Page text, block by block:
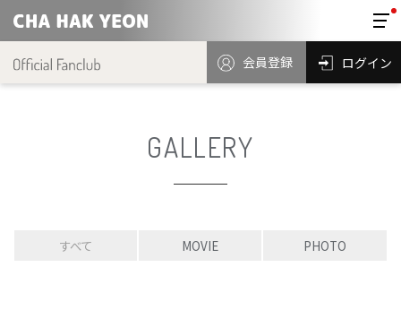
会員登録 ログイン
GALLERY
すべて MOVIE PHOTO